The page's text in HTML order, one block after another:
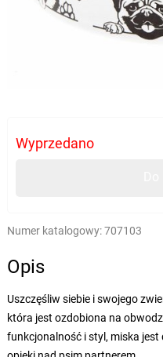
Wyprzedano
Numer katalogowy:707103
Opis
Uszczęśliw siebie i swojego
która jest ozdobiona na
funkcjonalność i styl, miska